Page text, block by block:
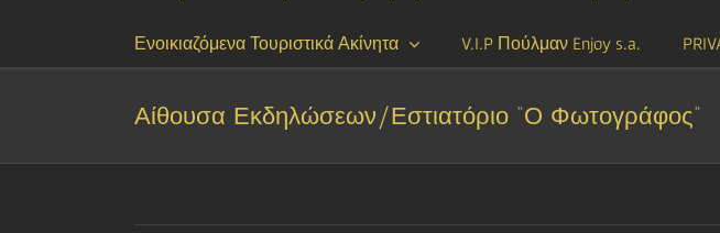
Ενοικιαζόμενα Τουριστικά Ακίνητα V.I.P Πούλμαν Enjoy s.a.
Αίθουσα Εκδηλώσεων/Εστιατόριο “Ο Φωτογράφος”